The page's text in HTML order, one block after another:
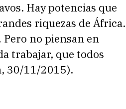
Hay potencias que
riquezas de África.
no piensan en
trabajar, que todos
30/11/2015).